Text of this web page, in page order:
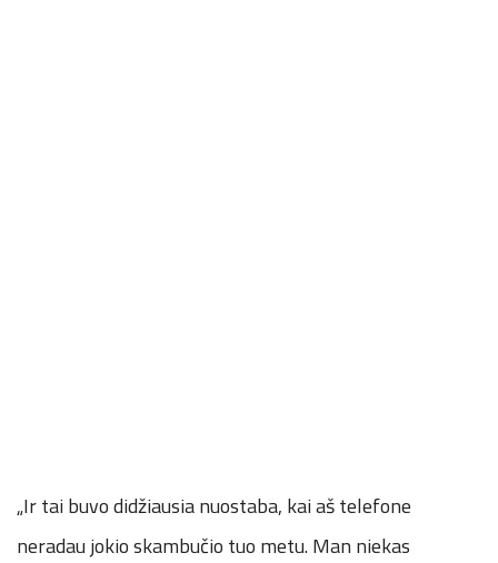
„Ir tai buvo didžiausia nuostaba, kai aš telefone
neradau jokio skambučio tuo metu. Man niekas